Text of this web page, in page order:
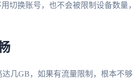
切换账号，也不会被限制设备数量，
几GB，如果有流量限制，根本不够